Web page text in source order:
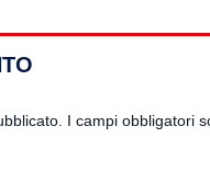
I campi obbligatori